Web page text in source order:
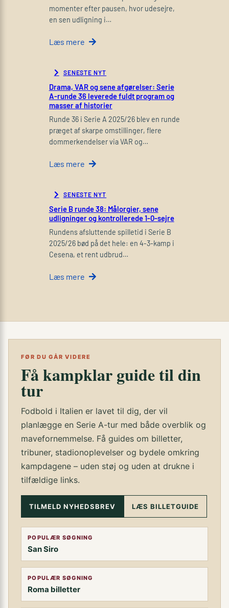
momenter efter pausen, hvor udesejre,
en sen udligning i…
Læs mere
SENESTE NYT
Drama, VAR og sene afgørelser: Serie
A-runde 36 leverede fuldt program og
masser af historier
Runde 36 i Serie A 2025/26 blev en runde
præget af skarpe omstillinger, flere
dommerkendelser via VAR og…
Læs mere
SENESTE NYT
Serie B runde 38: Målorgier, sene
udligninger og kontrollerede 1-0-sejre
Rundens afsluttende spilletid i Serie B
2025/26 bød på det hele: en 4-3-kamp i
Cesena, et rent udbrud…
Læs mere
FØR DU GÅR VIDERE
Få kampklar guide til din
tur
Fodbold i Italien er lavet til dig, der vil
planlægge en Serie A-tur med både overblik og
mavefornemmelse. Få guides om billetter,
tribuner, stadionoplevelser og bydele omkring
kampdagene – uden støj og uden at drukne i
tilfældige links.
TILMELD NYHEDSBREV LÆS BILLETGUIDE
POPULÆR SØGNING
San Siro
POPULÆR SØGNING
Roma billetter